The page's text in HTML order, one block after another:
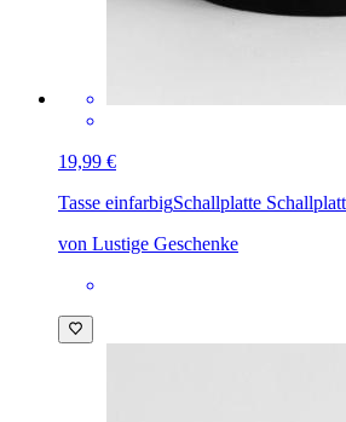
19,99 €
Tasse einfarbigSchallplatte
von Lustige Geschenke